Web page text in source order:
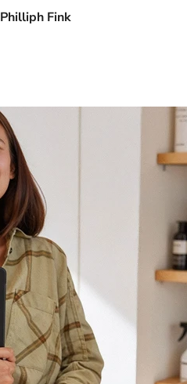
Philliph Fink